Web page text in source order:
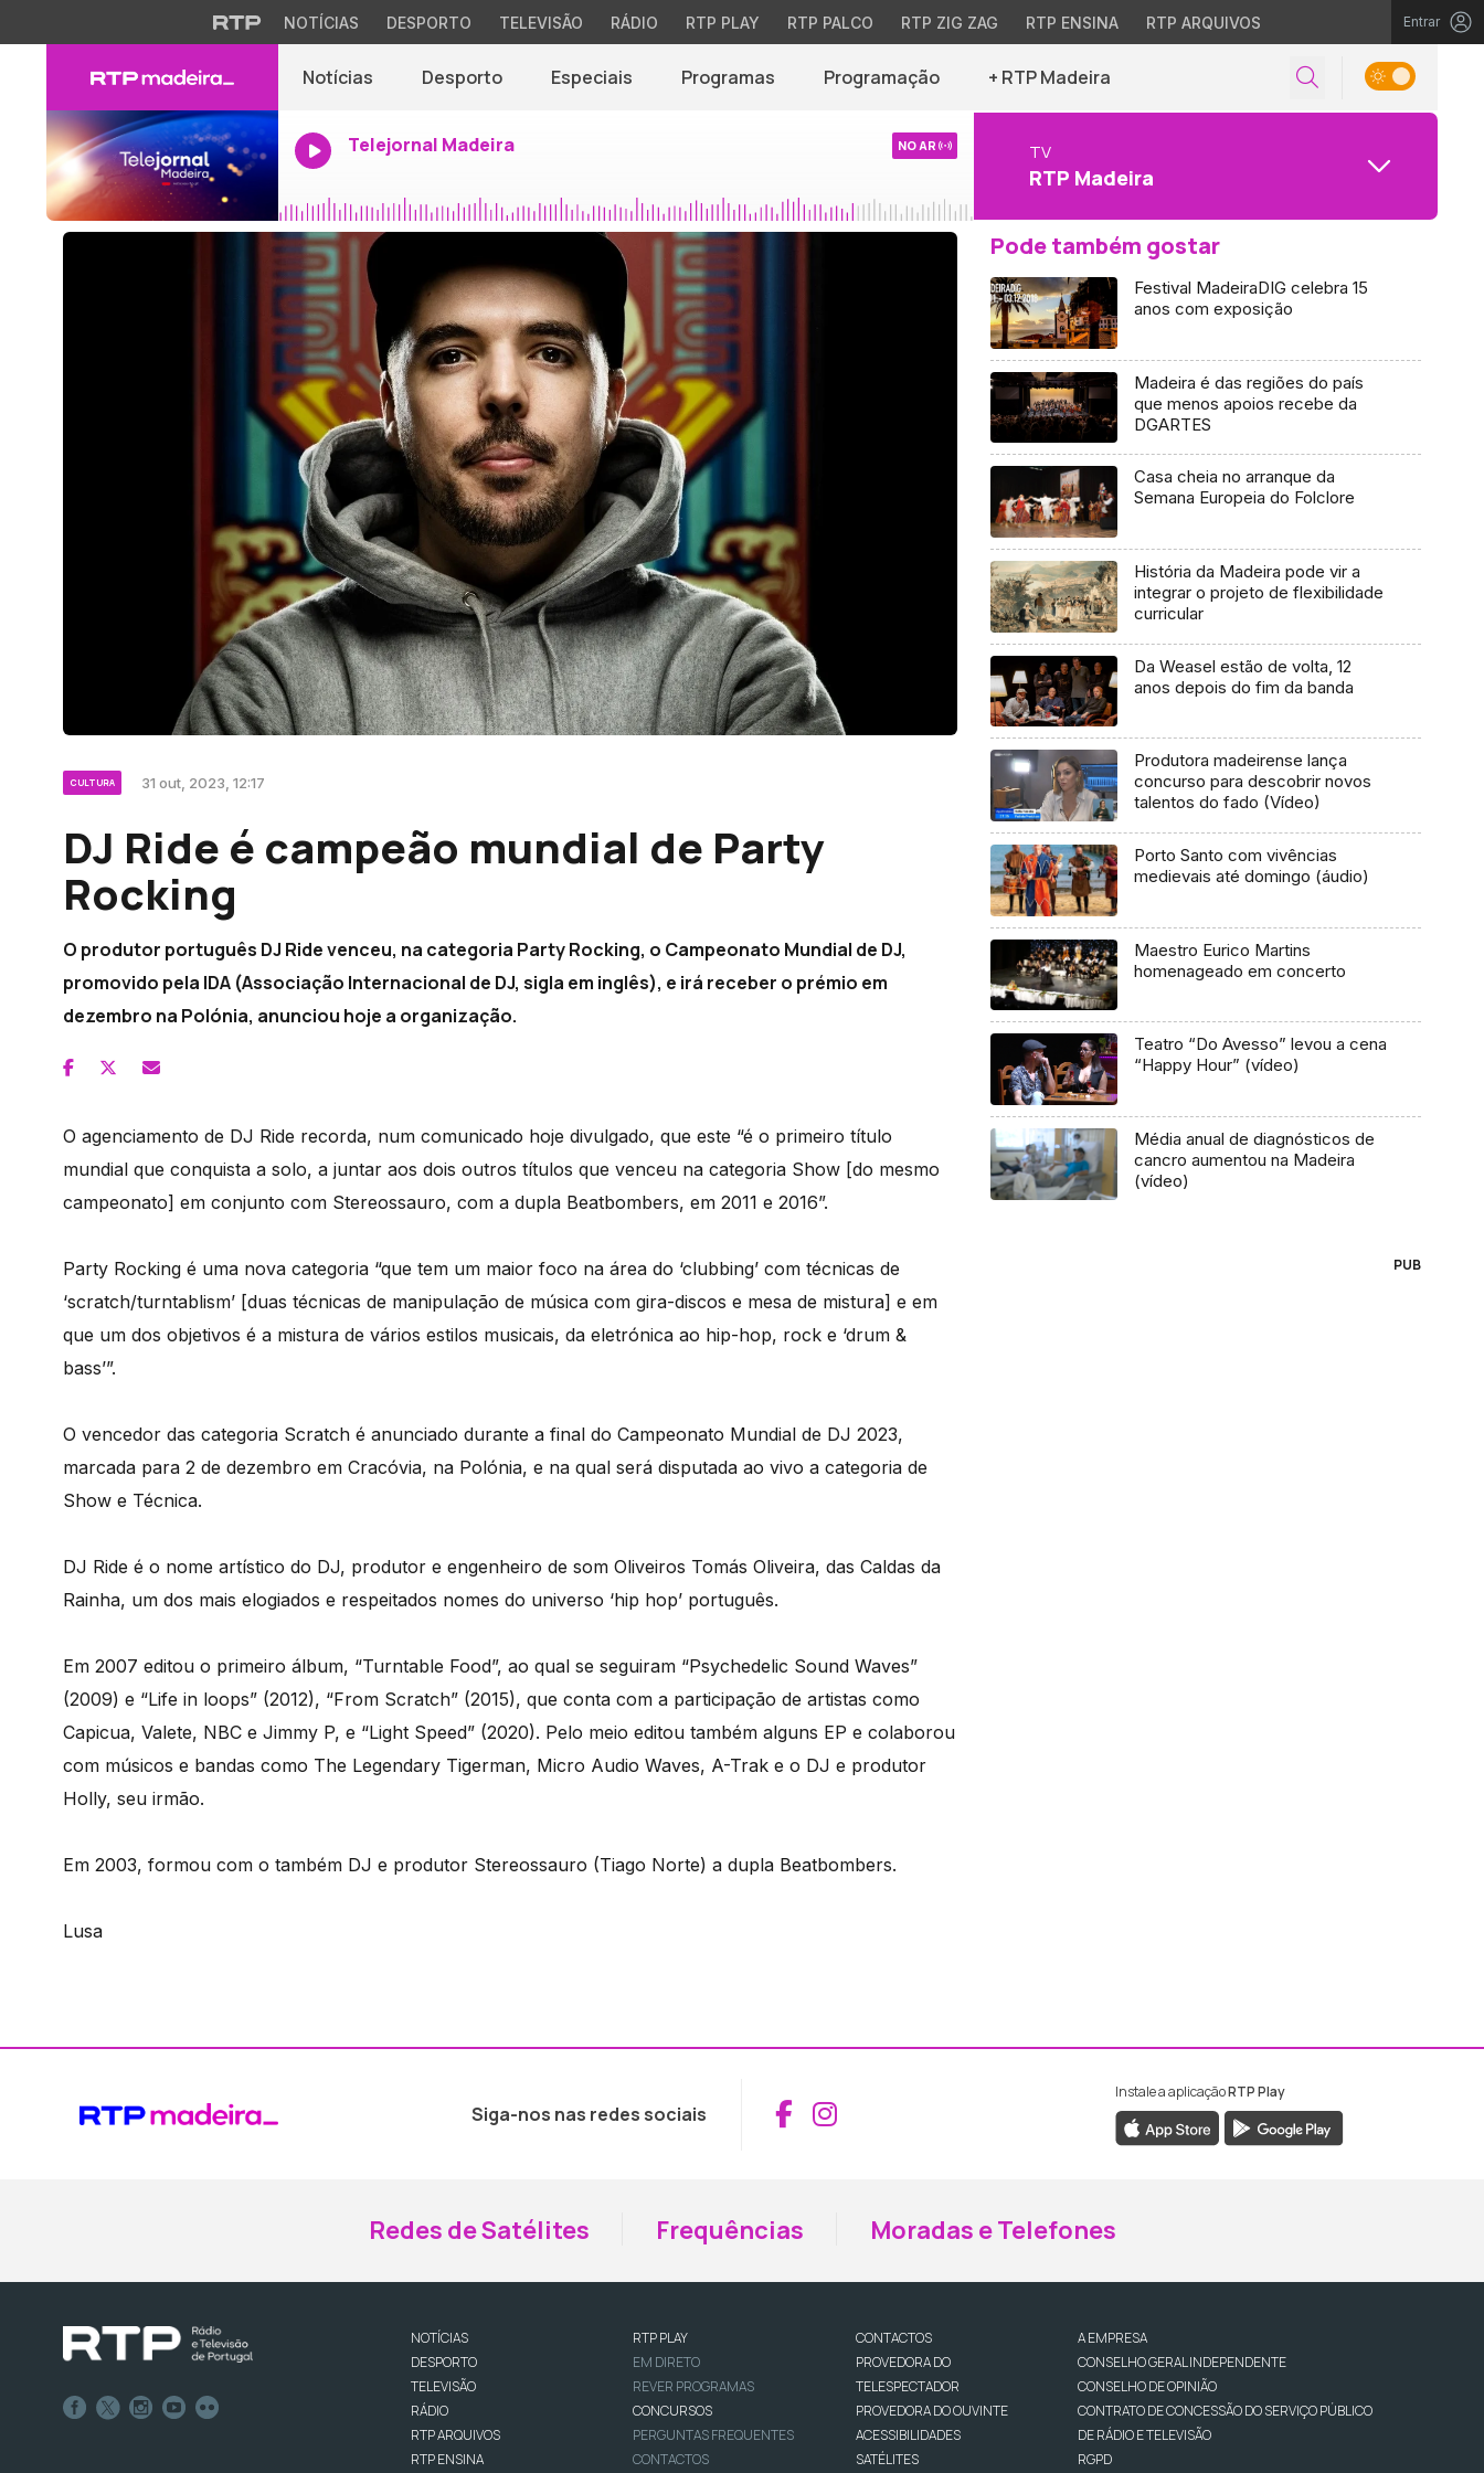
NOTÍCIAS DESPORTO TELEVISÃO RÁDIO RTP PLAY RTP PALCO RTP ZIG ZAG RTP ENSINA RTP ARQUIVOS Entrar
Notícias Desporto Especiais Programas Programação + RTP Madeira
Telejornal Madeira NO AR TV
RTP Madeira
CULTURA 31 out, 2023, 12:17
DJ Ride é campeão mundial de Party
Rocking
O produtor português DJ Ride venceu, na categoria Party Rocking, o Campeonato Mundial de DJ,
promovido pela IDA (Associação Internacional de DJ, sigla em inglês), e irá receber o prémio em
dezembro na Polónia, anunciou hoje a organização.
O agenciamento de DJ Ride recorda, num comunicado hoje divulgado, que este “é o primeiro título
mundial que conquista a solo, a juntar aos dois outros títulos que venceu na categoria Show [do mesmo
campeonato] em conjunto com Stereossauro, com a dupla Beatbombers, em 2011 e 2016”.
Party Rocking é uma nova categoria “que tem um maior foco na área do ‘clubbing’ com técnicas de
‘scratch/turntablism’ [duas técnicas de manipulação de música com gira-discos e mesa de mistura] e em
que um dos objetivos é a mistura de vários estilos musicais, da eletrónica ao hip-hop, rock e ‘drum &
bass’”.
O vencedor das categoria Scratch é anunciado durante a final do Campeonato Mundial de DJ 2023,
marcada para 2 de dezembro em Cracóvia, na Polónia, e na qual será disputada ao vivo a categoria de
Show e Técnica.
DJ Ride é o nome artístico do DJ, produtor e engenheiro de som Oliveiros Tomás Oliveira, das Caldas da
Rainha, um dos mais elogiados e respeitados nomes do universo ‘hip hop’ português.
Em 2007 editou o primeiro álbum, “Turntable Food”, ao qual se seguiram “Psychedelic Sound Waves”
(2009) e “Life in loops” (2012), “From Scratch” (2015), que conta com a participação de artistas como
Capicua, Valete, NBC e Jimmy P, e “Light Speed” (2020). Pelo meio editou também alguns EP e colaborou
com músicos e bandas como The Legendary Tigerman, Micro Audio Waves, A-Trak e o DJ e produtor
Holly, seu irmão.
Em 2003, formou com o também DJ e produtor Stereossauro (Tiago Norte) a dupla Beatbombers.
Lusa
Pode também gostar
Festival MadeiraDIG celebra 15
anos com exposição
Madeira é das regiões do país
que menos apoios recebe da
DGARTES
Casa cheia no arranque da
Semana Europeia do Folclore
História da Madeira pode vir a
integrar o projeto de flexibilidade
curricular
Da Weasel estão de volta, 12
anos depois do fim da banda
Produtora madeirense lança
concurso para descobrir novos
talentos do fado (Vídeo)
Porto Santo com vivências
medievais até domingo (áudio)
Maestro Eurico Martins
homenageado em concerto
Teatro “Do Avesso” levou a cena
“Happy Hour” (vídeo)
Média anual de diagnósticos de
cancro aumentou na Madeira
(vídeo)
PUB
Siga-nos nas redes sociais Aceder ao Facebook da RTP Madeira
Aceder ao Instagram da RTP Madeira
Instale a aplicaçãoRTP Play
Redes de Satélites Frequências Moradas e Telefones
NOTÍCIAS
DESPORTO
TELEVISÃO
RÁDIO
RTP ARQUIVOS
RTP ENSINA
RTP PLAY
EM DIRETO
REVER PROGRAMAS
CONCURSOS
PERGUNTAS FREQUENTES
CONTACTOS
CONTACTOS
PROVEDORA DO
TELESPECTADOR
PROVEDORA DO OUVINTE
ACESSIBILIDADES
SATÉLITES
A EMPRESA
CONSELHO GERAL INDEPENDENTE
CONSELHO DE OPINIÃO
CONTRATO DE CONCESSÃO DO SERVIÇO PÚBLICO
DE RÁDIO E TELEVISÃO
RGPD